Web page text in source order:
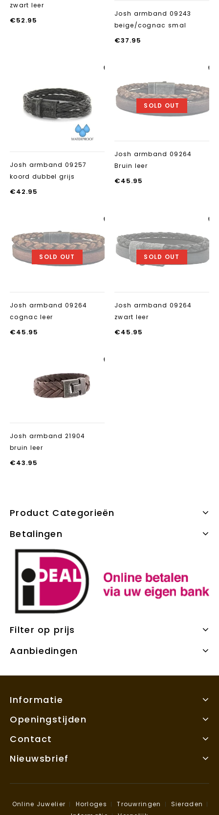
zwart leer
€52.95
Josh armband 09243
beige/cognac smal
€37.95
Josh armband 09257
koord dubbel grijs
€42.95
SOLD OUT
Josh armband 09264
Bruin leer
€45.95
SOLD OUT
Josh armband 09264
cognac leer
€45.95
SOLD OUT
Josh armband 09264
zwart leer
€45.95
Josh armband 21904
bruin leer
€43.95
Product Categorieën
Betalingen
Filter op prijs
Aanbiedingen
Informatie
Openingstijden
Contact
Nieuwsbrief
Online Juwelier Horloges Trouwringen
Sieraden